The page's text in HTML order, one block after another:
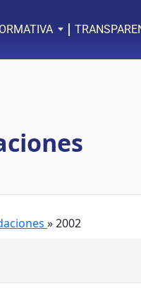
»2002